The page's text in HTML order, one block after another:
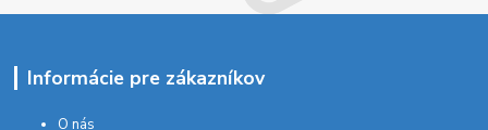
Informácie pre zákazníkov
O nás